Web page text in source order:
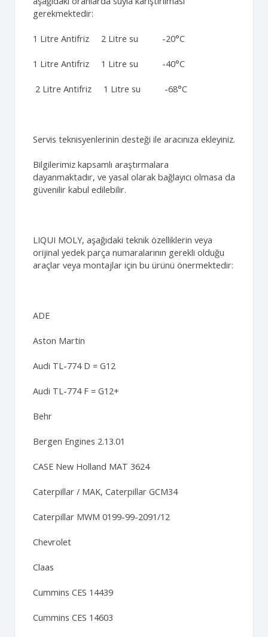
gerekmektedir:
1 Litre Antifriz 2 Litre su -20°C
1 Litre Antifriz 1 Litre su -40°C
2 Litre Antifriz 1 Litre su -68°C
Servis teknisyenlerinin desteği ile aracınıza ekleyiniz.
Bilgilerimiz kapsamlı araştırmalara
dayanmaktadır, ve yasal olarak bağlayıcı olmasa da
güvenilir kabul edilebilir.
LIQUI MOLY, aşağıdaki teknik özelliklerin veya
orijinal yedek parça numaralarının gerekli olduğu
araçlar veya montajlar için bu ürünü önermektedir:
ADE
Aston Martin
Audi TL-774 D = G12
Audi TL-774 F = G12+
Behr
Bergen Engines 2.13.01
CASE New Holland MAT 3624
Caterpillar / MAK, Caterpillar GCM34
Caterpillar MWM 0199-99-2091/12
Chevrolet
Claas
Cummins CES 14439
Cummins CES 14603